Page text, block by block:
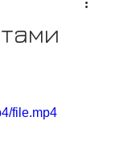
file.mp4